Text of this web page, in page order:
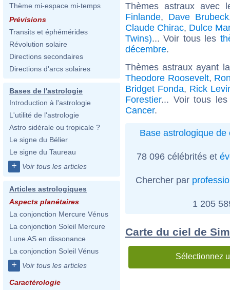
Thème mi-espace mi-temps
Prévisions
Transits et éphémérides
Révolution solaire
Directions secondaires
Directions d'arcs solaires
Bases de l'astrologie
Introduction à l'astrologie
L'utilité de l'astrologie
Astro sidérale ou tropicale ?
Le signe du Bélier
Le signe du Taureau
+ Voir tous les articles
Articles astrologiques
Aspects planétaires
La conjonction Mercure Vénus
La conjonction Soleil Mercure
Lune AS en dissonance
La conjonction Soleil Vénus
+ Voir tous les articles
Caractérologie
Thèmes astraux avec
Finlande, Dave Brubeck
Claude Chirac, Dulce
Twins)... Voir tous les
décembre.
Thèmes astraux ayant
Theodore Roosevelt,
Bridget Fonda, Rick
Forestier... Voir tous
Cancer.
Base astrologique de
78 096 célébrités et
Chercher par
1 205
Carte du ciel de
Sélectionnez